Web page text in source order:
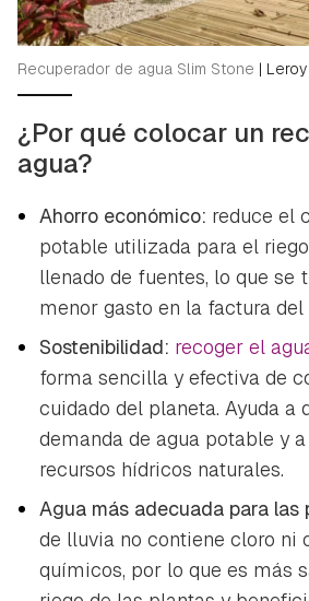
Recuperador de agua Slim Stone |
¿Por qué colocar un
agua?
Ahorro económico: reduce el
potable utilizada para el
llenado de fuentes, lo que se
menor gasto en la factura del
Sostenibilidad: recoger el
forma sencilla y efectiva de
cuidado del planeta. Ayuda a
demanda de agua potable y
recursos hídricos naturales.
Agua más adecuada para las
de lluvia no contiene cloro ni
químicos, por lo que es más